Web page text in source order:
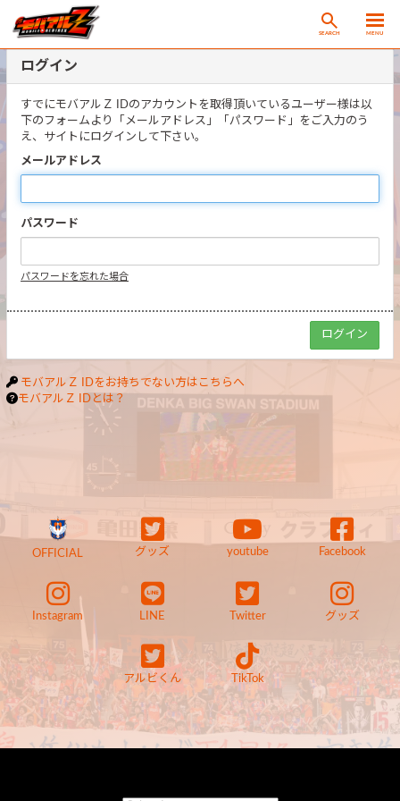
SEARCH MENU
ログイン
すでにモバアルＺ IDのアカウントを取得頂いているユーザー様は以
下のフォームより「メールアドレス」「パスワード」をご入力のう
え、サイトにログインして下さい。
メールアドレス
パスワード
パスワードを忘れた場合
モバアルＺ IDをお持ちでない方はこちらへ
モバアルＺ IDとは？
OFFICIAL グッズ youtube Facebook
Instagram LINE Twitter グッズ
アルビくん TikTok